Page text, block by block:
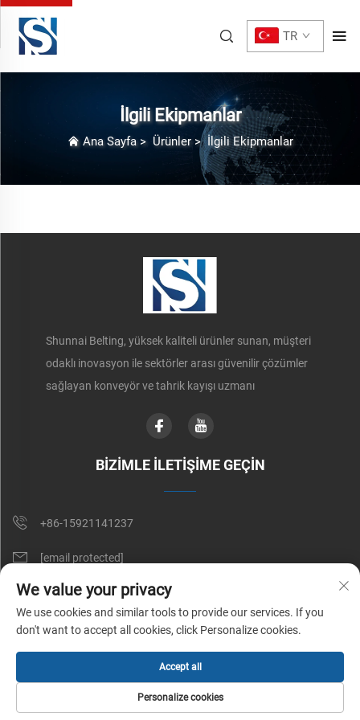
TR
İlgili Ekipmanlar
Ana Sayfa> Ürünler>İlgili Ekipmanlar
Shunnai Belting, yüksek kaliteli ürünler sunan, müşteri
odaklı inovasyon ile sektörler arası güvenilir çözümler
sağlayan konveyör ve tahrik kayışı uzmanı
BİZİMLE İLETİŞİME GEÇİN
+86-15921141237
[email protected]
RM 602, NO. 1509, CAOAN YOLU, ŞANGAY, ÇİN
Telif Hakkı © Shunnai Belting (Shanghai) Co., Ltd. Tüm Hakları Saklıdır |
Gizlilik Politikası
We value your privacy
We use cookies and similar tools to provide our services. If you
don't want to accept all cookies, click Personalize cookies.
Personalize cookies
Accept all